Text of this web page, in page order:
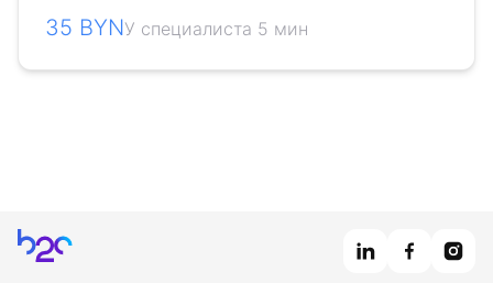
35 BYNУ специалиста 5 мин
Главная